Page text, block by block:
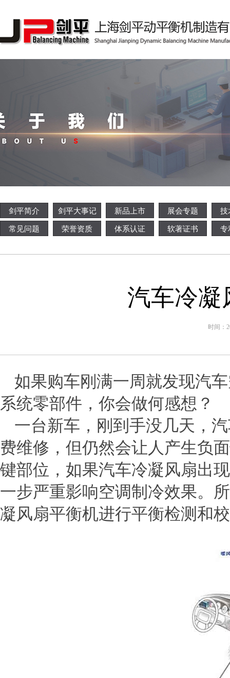
剑平简介 剑平大事记 新品上市 展会专题 技
常见问题 荣誉资质 体系认证 软著证书 专
汽车冷
时间：
如果购车刚满一周就发现汽
系统零部件，你会做何感想？
一台新车，刚到手没几天，
费维修，但仍然会让人产生负
键部位，如果汽车冷凝风扇出
一步严重影响空调制冷效果。
凝风扇平衡机进行平衡检测和